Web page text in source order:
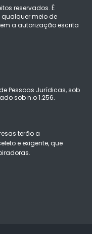
reservados. É
meio de
a autorização escrita
Pessoas Jurídicas, sob
sob n.o 1.256.
terão a
e exigente, que